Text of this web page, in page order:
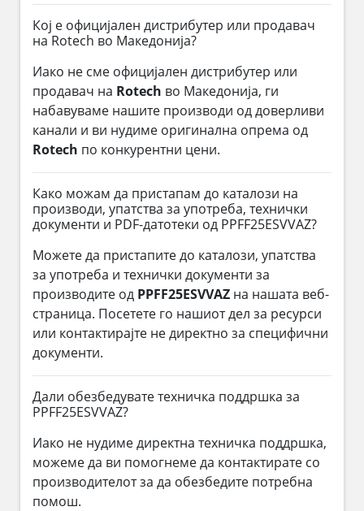
Кој е официјален дистрибутер или продавач
на Rotech во Македонија?
Иако не сме официјален дистрибутер или
продавач на Rotech во Македонија, ги
набавуваме нашите производи од доверливи
канали и ви нудиме оригинална опрема од
Rotech по конкурентни цени.
Како можам да пристапам до каталози на
производи, упатства за употреба, технички
документи и PDF-датотеки од PPFF25ESVVAZ?
Можете да пристапите до каталози, упатства
за употреба и технички документи за
производите од PPFF25ESVVAZ на нашата веб-
страница. Посетете го нашиот дел за ресурси
или контактирајте не директно за специфични
документи.
Дали обезбедувате техничка поддршка за
PPFF25ESVVAZ?
Иако не нудиме директна техничка поддршка,
можеме да ви помогнеме да контактирате со
производителот за да обезбедите потребна
помош.